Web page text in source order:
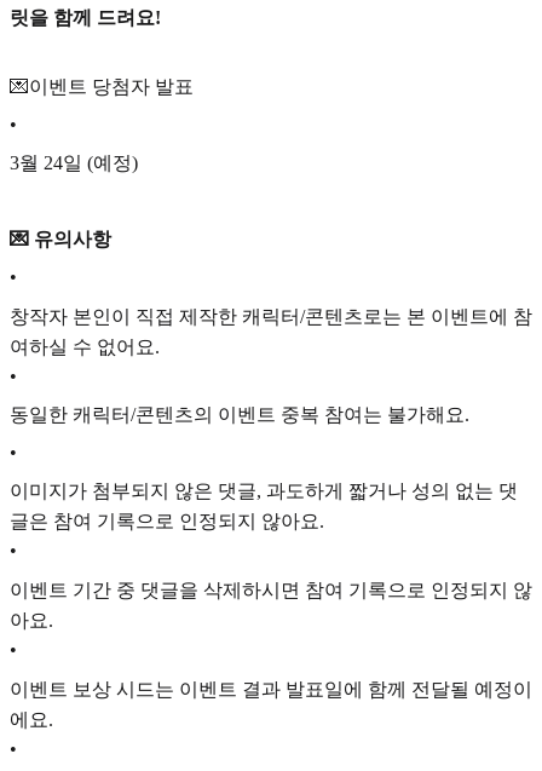
릿을 함께 드려요!
💌이벤트 당첨자 발표
•
3월 24일 (예정)
💌 유의사항
•
창작자 본인이 직접 제작한 캐릭터/콘텐츠로는 본 이벤트에 참
여하실 수 없어요.
•
동일한 캐릭터/콘텐츠의 이벤트 중복 참여는 불가해요.
•
이미지가 첨부되지 않은 댓글, 과도하게 짧거나 성의 없는 댓
글은 참여 기록으로 인정되지 않아요.
•
이벤트 기간 중 댓글을 삭제하시면 참여 기록으로 인정되지 않
아요.
•
이벤트 보상 시드는 이벤트 결과 발표일에 함께 전달될 예정이
에요.
•